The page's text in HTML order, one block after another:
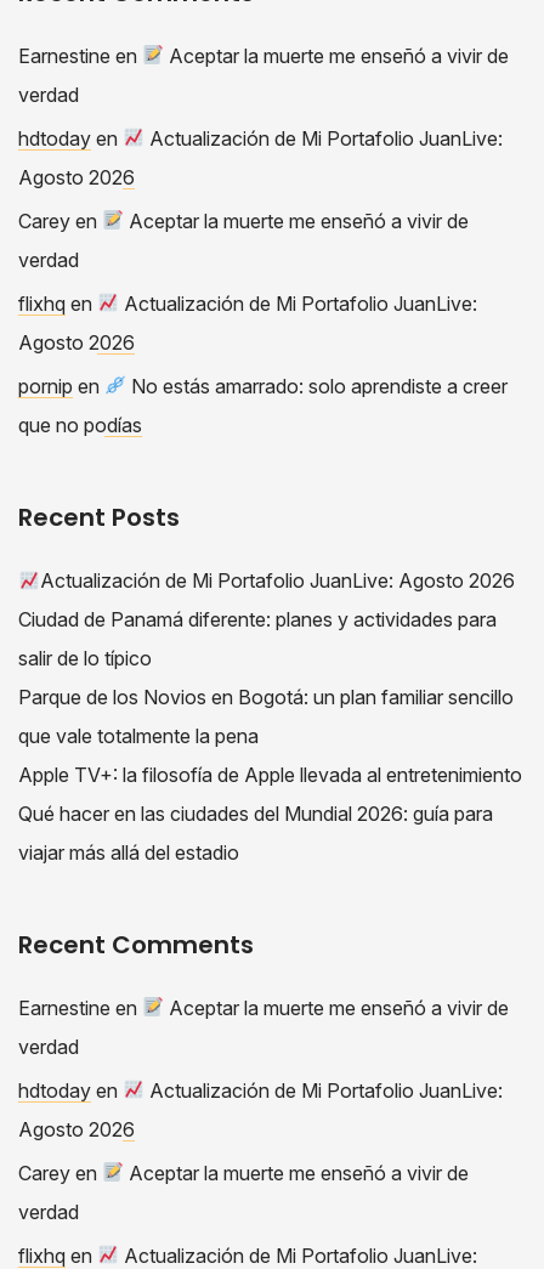
Earnestine en
Aceptar la muerte me enseñó a vivir de
verdad
hdtoday en
Actualización de Mi Portafolio JuanLive:
Agosto 2026
Carey en
Aceptar la muerte me enseñó a vivir de
verdad
flixhq en
Actualización de Mi Portafolio JuanLive:
Agosto 2026
pornip en
No estás amarrado: solo aprendiste a creer
que no podías
Recent Posts
Actualización de Mi Portafolio JuanLive: Agosto 2026
Ciudad de Panamá diferente: planes y actividades para
salir de lo típico
Parque de los Novios en Bogotá: un plan familiar sencillo
que vale totalmente la pena
Apple TV+: la filosofía de Apple llevada al entretenimiento
Qué hacer en las ciudades del Mundial 2026: guía para
viajar más allá del estadio
Recent Comments
Earnestine en
Aceptar la muerte me enseñó a vivir de
verdad
hdtoday en
Actualización de Mi Portafolio JuanLive:
Agosto 2026
Carey en
Aceptar la muerte me enseñó a vivir de
verdad
flixhq en
Actualización de Mi Portafolio JuanLive: